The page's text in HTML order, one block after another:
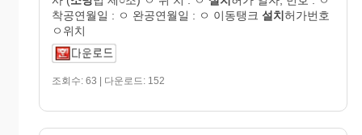
착공연월일 : ㅇ 완공연월일 : ㅇ 이동탱크 설치허가번호
ㅇ위치
조회수: 63 | 다운로드: 152